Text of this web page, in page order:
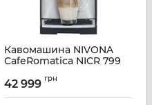
Кавомашина NIVONA
CafeRomatica NICR 799
42 999 грн